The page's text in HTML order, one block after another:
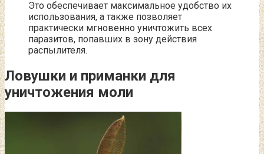
Это обеспечивает максимальное удобство их
использования, а также позволяет
практически мгновенно уничтожить всех
паразитов, попавших в зону действия
распылителя.
Ловушки и приманки для
уничтожения моли